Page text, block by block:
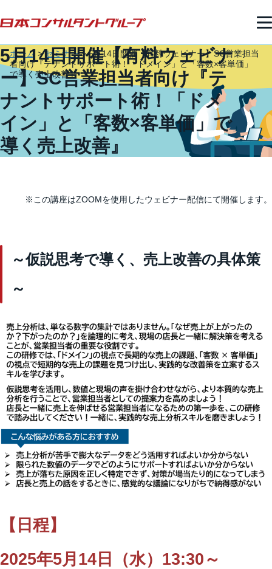
ホーム >セミナー>5月14日開催【有料ウェビナー】SC営業担当
者向け『テナントサポート術！「ドメイン」と「客数×客単価」
で導く売上改善』
5月14日開催【有料ウェビナ
ー】SC営業担当者向け『テ
ナントサポート術！「ドメ
イン」と「客数×客単価」で
導く売上改善』
※この講座はZOOMを使用したウェビナー配信にて開催します。
～仮説思考で導く、売上改善の具体策
～
【日程】
2025年5月14日（水）13:30～